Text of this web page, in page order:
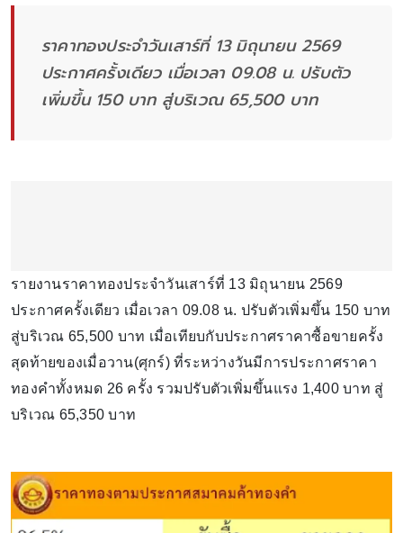
ราคาทองประจำวันเสาร์ที่ 13 มิถุนายน 2569
ประกาศครั้งเดียว เมื่อเวลา 09.08 น. ปรับตัว
เพิ่มขึ้น 150 บาท สู่บริเวณ 65,500 บาท
รายงานราคาทองประจำวันเสาร์ที่ 13 มิถุนายน 2569
ประกาศครั้งเดียว เมื่อเวลา 09.08 น. ปรับตัวเพิ่มขึ้น 150 บาท
สู่บริเวณ 65,500 บาท เมื่อเทียบกับประกาศราคาซื้อขายครั้ง
สุดท้ายของเมื่อวาน(ศุกร์) ที่ระหว่างวันมีการประกาศราคา
ทองคำทั้งหมด 26 ครั้ง รวมปรับตัวเพิ่มขึ้นแรง 1,400 บาท สู่
บริเวณ 65,350 บาท